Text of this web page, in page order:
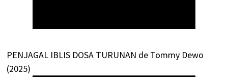
PENJAGAL IBLIS DOSA TURUNAN de Tommy Dewo
(2025)